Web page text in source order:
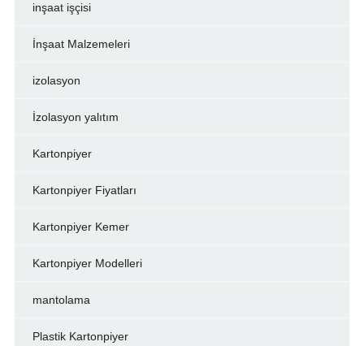
inşaat işçisi
İnşaat Malzemeleri
izolasyon
İzolasyon yalıtım
Kartonpiyer
Kartonpiyer Fiyatları
Kartonpiyer Kemer
Kartonpiyer Modelleri
mantolama
Plastik Kartonpiyer